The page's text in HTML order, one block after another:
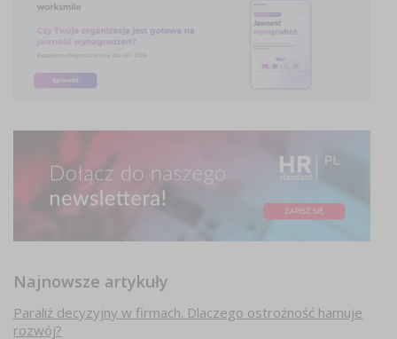
Najnowsze artykuły
Paraliż decyzyjny w firmach. Dlaczego ostrożność hamuje
rozwój?